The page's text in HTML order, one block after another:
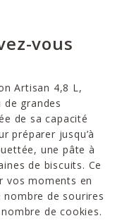
vous
Artisan 4,8 L,
grandes
de sa capacité
préparer jusqu’à
une pâte à
de biscuits. Ce
vos moments en
de sourires
de cookies.